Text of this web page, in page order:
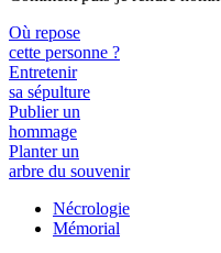
Où repose
cette personne ?
Entretenir
sa sépulture
Publier un
hommage
Planter un
arbre du souvenir
Nécrologie
Mémorial